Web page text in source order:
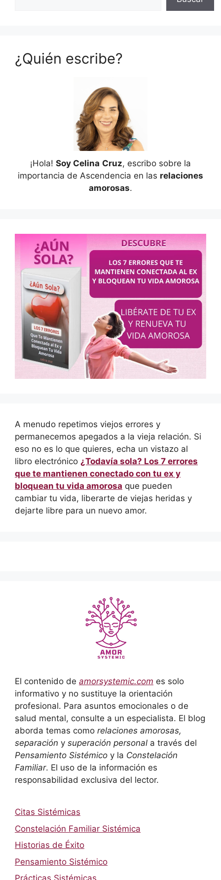
¿Quién escribe?
¡Hola! Soy Celina Cruz, escribo sobre la
importancia de Ascendencia en las relaciones
amorosas.
A menudo repetimos viejos errores y
permanecemos apegados a la vieja relación. Si
eso no es lo que quieres, echa un vistazo al
libro electrónico ¿Todavía sola? Los 7 errores
que te mantienen conectado con tu ex y
bloquean tu vida amorosa que pueden
cambiar tu vida, liberarte de viejas heridas y
dejarte libre para un nuevo amor.
El contenido de amorsystemic.com es solo
informativo y no sustituye la orientación
profesional. Para asuntos emocionales o de
salud mental, consulte a un especialista. El blog
aborda temas como relaciones amorosas,
separación y superación personal a través del
Pensamiento Sistémico y la Constelación
Familiar. El uso de la información es
responsabilidad exclusiva del lector.
Citas Sistémicas
Constelación Familiar Sistémica
Historias de Éxito
Pensamiento Sistémico